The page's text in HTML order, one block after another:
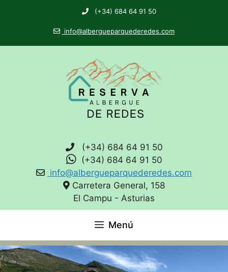
(+34) 684 64 91 50
info@albergueparquederedes.com
(+34) 684 64 91 50
(+34) 684 64 91 50
info@albergueparquederedes.com
Carretera General, 158
El Campu - Asturias
Menú